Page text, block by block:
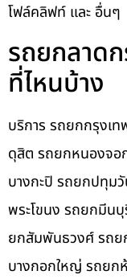
โฟล์คลิฟท์ และ อื่นๆ
รถยกลาด
ที่ไหนบ้าง
บริการ รถยกกรุงเ
ดุสิต รถยกหนองจอ
บางกะปิ รถยกปทุม
พระโขนง รถยกมีน
ยกสัมพันธวงศ์ รถ
บางกอกใหญ่ รถยก